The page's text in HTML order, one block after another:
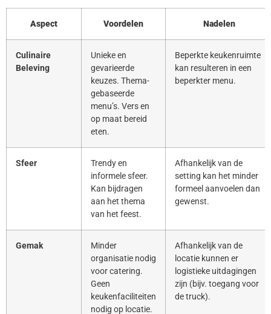
Aspect Voordelen Nadelen
Culinaire
Beleving
Unieke en
gevarieerde
keuzes. Thema-
gebaseerde
menu’s. Vers en
op maat bereid
eten.
Beperkte keukenruimte
kan resulteren in een
beperkter menu.
Sfeer
Trendy en
informele sfeer.
Kan bijdragen
aan het thema
van het feest.
Afhankelijk van de
setting kan het minder
formeel aanvoelen dan
gewenst.
Gemak
Minder
organisatie nodig
voor catering.
Geen
keukenfaciliteiten
nodig op locatie.
Afhankelijk van de
locatie kunnen er
logistieke uitdagingen
zijn (bijv. toegang voor
de truck).